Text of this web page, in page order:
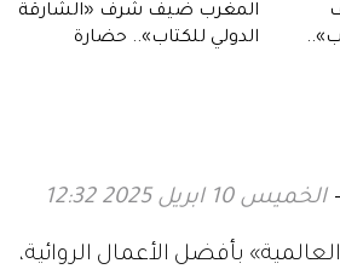
المغرب ضيف شرف «الشارقة
الدولي للكتاب».. حضارة
الخميس 10 ابريل 2025 12:32
بأفضل الأعمال الروائية،